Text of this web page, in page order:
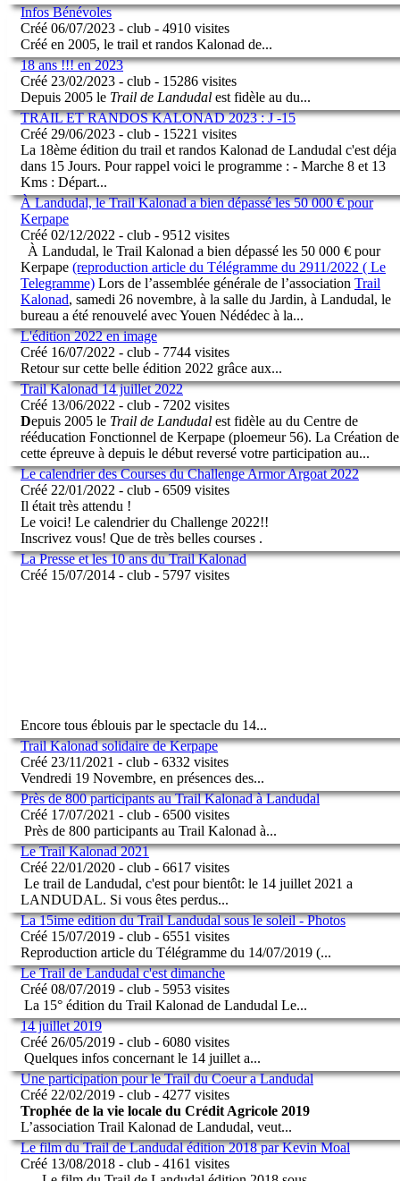
Infos Bénévoles
Créé 06/07/2023 - club - 4910 visites
Créé en 2005, le trail et randos Kalonad de...
18 ans !!! en 2023
Créé 23/02/2023 - club - 15286 visites
Depuis 2005 le Trail de Landudal est fidèle au du...
TRAIL ET RANDOS KALONAD 2023 : J -15
Créé 29/06/2023 - club - 15221 visites
La 18ème édition du trail et randos Kalonad de Landudal c'est déja
dans 15 Jours. Pour rappel voici le programme : - Marche 8 et 13
Kms : Départ...
À Landudal, le Trail Kalonad a bien dépassé les 50 000 € pour
Kerpape
Créé 02/12/2022 - club - 9512 visites
À Landudal, le Trail Kalonad a bien dépassé les 50 000 € pour
Kerpape (reproduction article du Télégramme du 2911/2022 ( Le
Telegramme) Lors de l’assemblée générale de l’association Trail
Kalonad, samedi 26 novembre, à la salle du Jardin, à Landudal, le
bureau a été renouvelé avec Youen Nédédec à la...
L'édition 2022 en image
Créé 16/07/2022 - club - 7744 visites
Retour sur cette belle édition 2022 grâce aux...
Trail Kalonad 14 juillet 2022
Créé 13/06/2022 - club - 7202 visites
Depuis 2005 le Trail de Landudal est fidèle au du Centre de
rééducation Fonctionnel de Kerpape (ploemeur 56). La Création de
cette épreuve à depuis le début reversé votre participation au...
Le calendrier des Courses du Challenge Armor Argoat 2022
Créé 22/01/2022 - club - 6509 visites
Il était très attendu !
Le voici! Le calendrier du Challenge 2022!!
Inscrivez vous! Que de très belles courses .
La Presse et les 10 ans du Trail Kalonad
Créé 15/07/2014 - club - 5797 visites
Encore tous éblouis par le spectacle du 14...
Trail Kalonad solidaire de Kerpape
Créé 23/11/2021 - club - 6332 visites
Vendredi 19 Novembre, en présences des...
Près de 800 participants au Trail Kalonad à Landudal
Créé 17/07/2021 - club - 6500 visites
Près de 800 participants au Trail Kalonad à...
Le Trail Kalonad 2021
Créé 22/01/2020 - club - 6617 visites
Le trail de Landudal, c'est pour bientôt: le 14 juillet 2021 a
LANDUDAL. Si vous êtes perdus...
La 15ime edition du Trail Landudal sous le soleil - Photos
Créé 15/07/2019 - club - 6551 visites
Reproduction article du Télégramme du 14/07/2019 (...
Le Trail de Landudal c'est dimanche
Créé 08/07/2019 - club - 5953 visites
La 15° édition du Trail Kalonad de Landudal Le...
14 juillet 2019
Créé 26/05/2019 - club - 6080 visites
Quelques infos concernant le 14 juillet a...
Une participation pour le Trail du Coeur a Landudal
Créé 22/02/2019 - club - 4277 visites
Trophée de la vie locale du Crédit Agricole 2019
L’association Trail Kalonad de Landudal, veut...
Le film du Trail de Landudal édition 2018 par Kevin Moal
Créé 13/08/2018 - club - 4161 visites